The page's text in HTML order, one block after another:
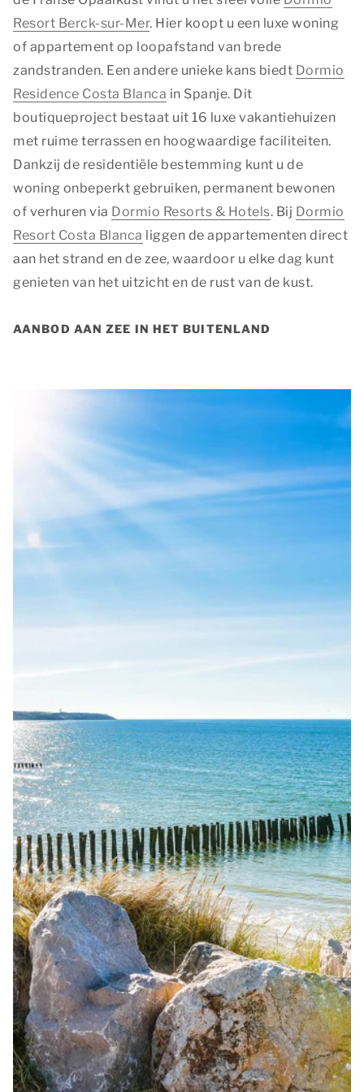
Resort Berck-sur-Mer. Hier koopt u een luxe woning
of appartement op loopafstand van brede
zandstranden. Een andere unieke kans biedt Dormio
Residence Costa Blanca in Spanje. Dit
boutiqueproject bestaat uit 16 luxe vakantiehuizen
met ruime terrassen en hoogwaardige faciliteiten.
Dankzij de residentiële bestemming kunt u de
woning onbeperkt gebruiken, permanent bewonen
of verhuren via Dormio Resorts & Hotels. Bij Dormio
Resort Costa Blanca liggen de appartementen direct
aan het strand en de zee, waardoor u elke dag kunt
genieten van het uitzicht en de rust van de kust.
AANBOD AAN ZEE IN HET BUITENLAND
volgen wanneer ze verschillende websites bezoeken.
toegesneden op en relevant zijn voor de individuele
gebruiker. Deze advertenties worden zo waardevoller
voor uitgevers en externe adverteerders.
Marketing
Functionele en analytische cookies
Functionele cookies zijn nodig om een boeking te
kunnen maken op onze website. Met de analytische
cookies doen we kennis op. Deze informatie gebruiken
we om onze sites elke dag weer een beetje beter te
maken. Het bezoekgedrag wordt anoniem in beeld
gebracht.